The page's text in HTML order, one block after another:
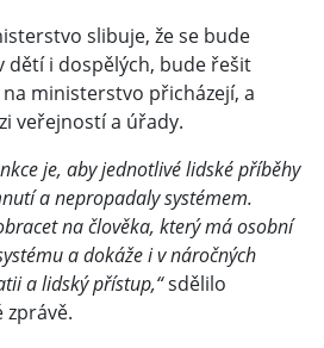
slibuje, že se bude
dětí i dospělých, bude řešit
ministerstvo přicházejí, a
veřejností a úřady.
je, aby jednotlivé lidské příběhy
a nepropadaly systémem.
na člověka, který má osobní
a dokáže i v náročných
a lidský přístup,“sdělilo